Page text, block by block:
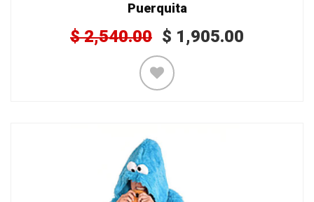
Puerquita
$2,540.00 $ 1,905.00